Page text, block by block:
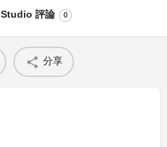
Studio 評論 0
分享